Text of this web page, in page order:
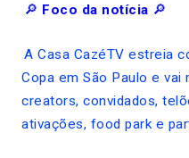
🔎 Foco da notícia 🔎
A Casa CazéTV estreia
Copa em São Paulo e
creators, convidados,
ativações, food park e